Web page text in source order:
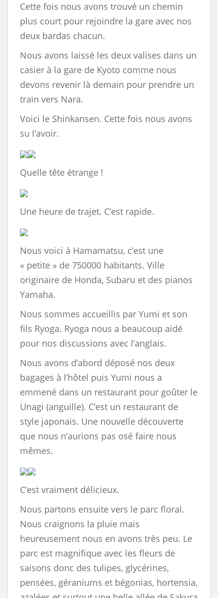
Cette fois nous avons trouvé un chemin
plus court pour rejoindre la gare avec nos
deux bardas chacun.
Nous avons laissé les deux valises dans un
casier à la gare de Kyoto comme nous
devons revenir là demain pour prendre un
train vers Nara.
Voici le Shinkansen. Cette fois nous avons
su l’avoir.
Quelle tête étrange !
Une heure de trajet. C’est rapide.
Nous voici à Hamamatsu, c’est une
« petite » de 750000 habitants. Ville
originaire de Honda, Subaru et des pianos
Yamaha.
Nous sommes accueillis par Yumi et son
fils Ryoga. Ryoga nous a beaucoup aidé
pour nos discussions avec l’anglais.
Nous avons d’abord déposé nos deux
bagages à l’hôtel puis Yumi nous a
emmené dans un restaurant pour goûter le
Unagi (anguille). C’est un restaurant de
style japonais. Une nouvelle découverte
que nous n’aurions pas osé faire nous
mêmes.
C’est vraiment délicieux.
Nous partons ensuite vers le parc floral.
Nous craignons la pluie mais
heureusement nous en avons très peu. Le
parc est magnifique avec les fleurs de
saisons donc des tulipes, glycérines,
pensées, géraniums et bégonias, hortensia,